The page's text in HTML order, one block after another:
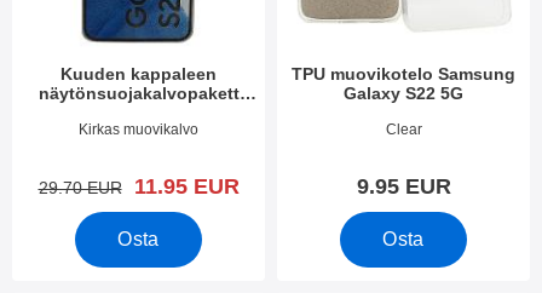
Kuuden kappaleen
näytönsuojakalvopakett
Tuote.nro 43067
Kirkas muovikalvo
vanha hinta
29.70 EUR uusi hinta
11.95 EUR
Osta
TPU muovikotelo Samsung
Galaxy S22 5G
Tuote.nro 43071
Clear
9.95 EUR
Osta